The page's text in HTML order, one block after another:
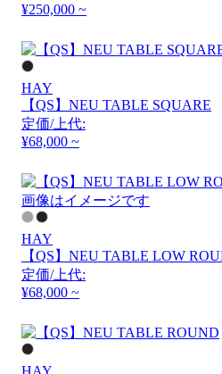
¥250,000 ~
HAY
【QS】NEU TABLE SQUARE
定価/上代:
¥68,000 ~
画像はイメージです
HAY
【QS】NEU TABLE LOW
定価/上代:
¥68,000 ~
HAY